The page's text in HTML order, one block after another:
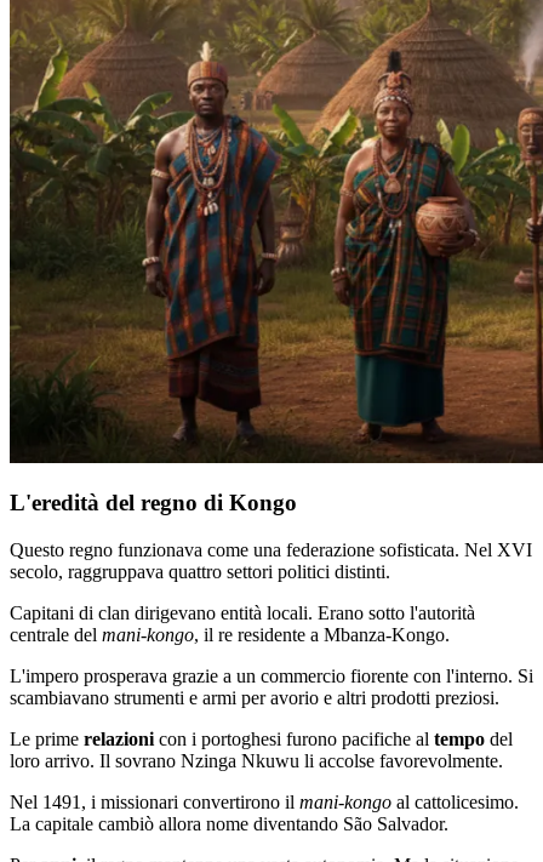
L'eredità del regno di Kongo
Questo regno funzionava come una federazione sofisticata. Nel XVI
secolo, raggruppava quattro settori politici distinti.
Capitani di clan dirigevano entità locali. Erano sotto l'autorità
centrale del mani-kongo, il re residente a Mbanza-Kongo.
L'impero prosperava grazie a un commercio fiorente con l'interno. Si
scambiavano strumenti e armi per avorio e altri prodotti preziosi.
Le prime relazioni con i portoghesi furono pacifiche al tempo del
loro arrivo. Il sovrano Nzinga Nkuwu li accolse favorevolmente.
Nel 1491, i missionari convertirono il mani-kongo al cattolicesimo.
La capitale cambiò allora nome diventando São Salvador.